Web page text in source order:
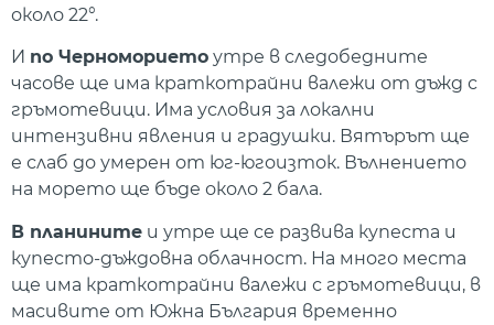
около 22°.
И по Черноморието утре в следобедните
часове ще има краткотрайни валежи от дъжд с
гръмотевици. Има условия за локални
интензивни явления и градушки. Вятърът ще
е слаб до умерен от юг-югоизток. Вълнението
на морето ще бъде около 2 бала.
В планините и утре ще се развива купеста и
купесто-дъждовна облачност. На много места
ще има краткотрайни валежи с гръмотевици, в
масивите от Южна България временно